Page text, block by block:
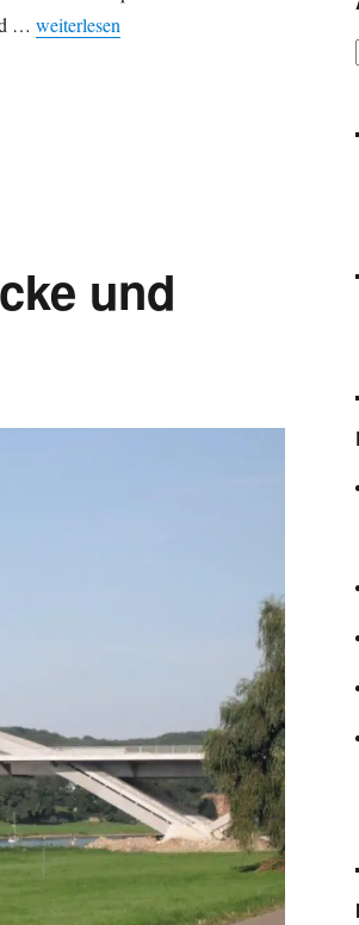
… „Energiewende: Dresdner Energiekonzept
weiterlesen
und